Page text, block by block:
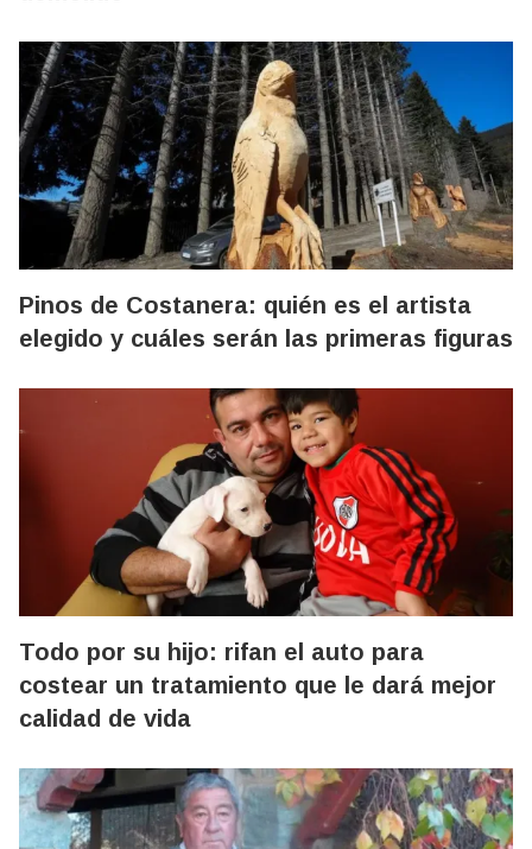
Pinos de Costanera: quién es el artista
elegido y cuáles serán las primeras figuras
Todo por su hijo: rifan el auto para
costear un tratamiento que le dará mejor
calidad de vida